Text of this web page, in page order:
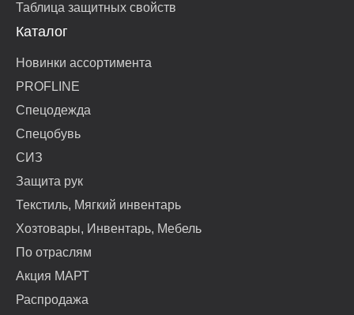
Таблица защитных свойств
Каталог
Новинки ассортимента
PROFLINE
Спецодежда
Спецобувь
СИЗ
Защита рук
Текстиль, Мягкий инвентарь
Хозтовары, Инвентарь, Мебель
По отраслям
Акция МАРТ
Распродажа